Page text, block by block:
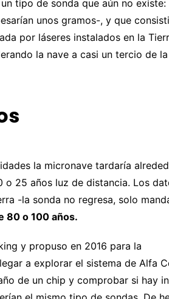
tipo de sonda que aún no existe:
unos gramos-, y que
por láseres instalados en la
la nave a casi un tercio de
la micronave tardaría
o 25 años luz de distancia. Los
-la sonda no regresa, solo
80 o 100 años.
y propuso en 2016 para la
a explorar el sistema de Alfa
de un chip y comprobar si hay